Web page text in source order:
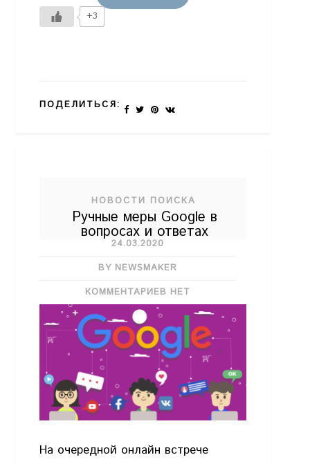
+3
ПОДЕЛИТЬСЯ:
НОВОСТИ ПОИСКА
Ручные меры Google в
вопросах и ответах
24.03.2020
BY NEWSMAKER
КОММЕНТАРИЕВ НЕТ
На очередной онлайн встрече